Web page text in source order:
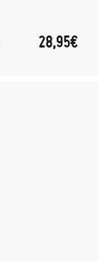
28,95€